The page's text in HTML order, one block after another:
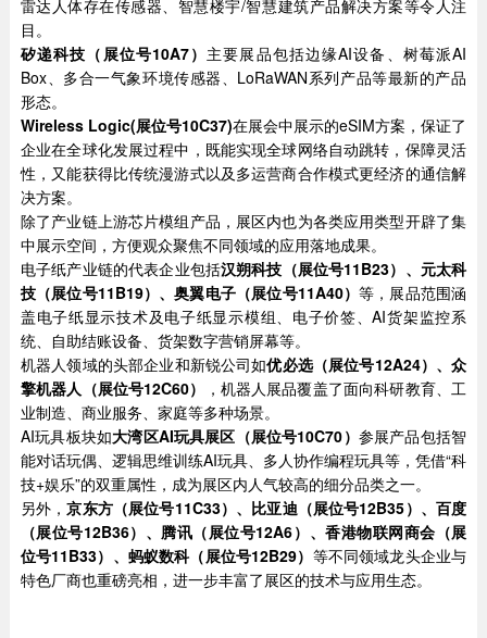
雷达人体存在传感器、智慧楼宇/智慧建筑产品解决方案等令人注
目。
矽递科技（展位号10A7） 主要展品包括边缘AI设备、树莓派AI
Box、多合一气象环境传感器、LoRaWAN系列产品等最新的产品
形态。
Wireless Logic(展位号10C37)在展会中展示的eSIM方案，保证了
企业在全球化发展过程中，既能实现全球网络自动跳转，保障灵活
性，又能获得比传统漫游式以及多运营商合作模式更经济的通信解
决方案。
除了产业链上游芯片模组产品，展区内也为各类应用类型开辟了集
中展示空间，方便观众聚焦不同领域的应用落地成果。
电子纸产业链的代表企业包括汉朔科技（展位号11B23）、元太科
技（展位号11B19）、奥翼电子（展位号11A40）等，展品范围涵
盖电子纸显示技术及电子纸显示模组、电子价签、AI货架监控系
统、自助结账设备、货架数字营销屏幕等。
机器人领域的头部企业和新锐公司如优必选（展位号12A24）、众
擎机器人（展位号12C60）
，机器人展品覆盖了面向科研教育、工
业制造、商业服务、家庭等多种场景。
AI玩具板块如大湾区AI玩具展区（展位号10C70） 参展产品包括智
能对话玩偶、逻辑思维训练AI玩具、多人协作编程玩具等，凭借“科
技+娱乐”的双重属性，成为展区内人气较高的细分品类之一。
另外，京东方（展位号11C33）、比亚迪（展位号12B35）、百度
（展位号12B36）、腾讯（展位号12A6）、香港物联网商会（展
位号11B33）、蚂蚁数科（展位号12B29） 等不同领域龙头企业与
特色厂商也重磅亮相，进一步丰富了展区的技术与应用生态。